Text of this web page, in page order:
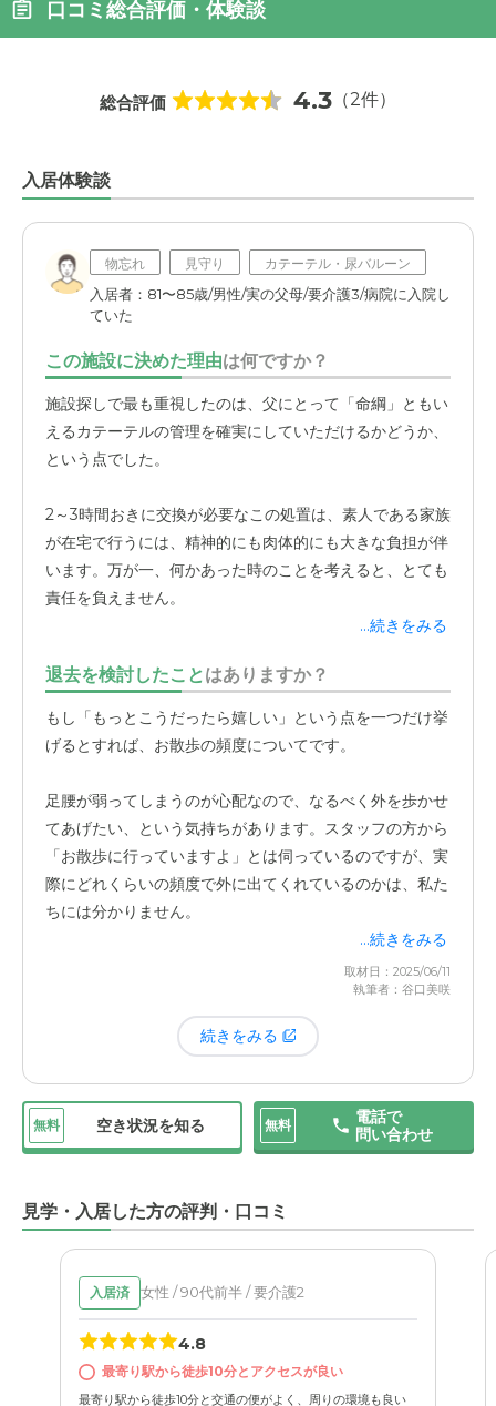
口コミ総合評価・体験談
総合評価 4.3 （2件）
入居体験談
物忘れ 見守り カテーテル・尿バルーン
入居者：81〜85歳/男性/実の父母/要介護3/病院に入院し
ていた
この施設に決めた理由は何ですか？
施設探しで最も重視したのは、父にとって「命綱」ともい
えるカテーテルの管理を確実にしていただけるかどうか、
という点でした。
2～3時間おきに交換が必要なこの処置は、素人である家族
が在宅で行うには、精神的にも肉体的にも大きな負担が伴
います。万が一、何かあった時のことを考えると、とても
責任を負えません。
24時間体制で看護スタッフの方が常駐し、適切に管理し
ていただけることを確認しました。
専門的な知識と技術を
持ったプロの方々に、父の生命に直結するケアを安心して
です。
自宅での介護では、この安心感は決して得られなかったと
思います。 家族が安心して眠れる夜があること、日中も仕
事や自分の生活に集中できること。
境で適切なケアを受けられているという信頼があってこそ
と、日々の様子が分からず不安になるのではないか、と思
っていました。しかし、こちらの施設では、そうした家族
の不安を解消してくれる、とても温かい配慮があります。
一番嬉しかったのは、毎月送られてくる領収書に添えられ
た「お手紙」です。そこには、その月に施設で行われたイ
ベントの様子や、父がどのように過ごしていたかが書かれ
楽しむ父の姿や、他の入居者さんと一緒に写る写真を見る
と、施設での暮らしぶりがありありと伝わってきて、本当
に安心します。
もちろん、体調に変化があったり、何か気になることがあ
ったりした際には、すぐに電話で連絡をいただけます。こ
の迅速で密なコミュニケーションがあるおかげで、私たち
は離れていても、常に父の状況を把握できていると感じら
...続きをみる
退去を検討したことはありますか？
もし「もっとこうだったら嬉しい」という点を一つだけ挙
げるとすれば、お散歩の頻度についてです。
足腰が弱ってしまうのが心配なので、なるべく外を歩かせ
てあげたい、という気持ちがあります。スタッフの方から
「お散歩に行っていますよ」とは伺っているのですが、実
際にどれくらいの頻度で外に出てくれているのかは、私た
ちには分かりません。
もちろん、スタッフの方々がお忙しい中で対応してくださ
っていることは重々承知しています。その上で、もし可能
なら、毎日30分でも外の空気を吸って歩く機会があれ
ば、父にとって良い刺激になるのではないかな、と感じて
...続きをみる
取材日：2025/06/11
執筆者：谷口美咲
続きをみる
無料 空き状況を知る 無料
電話で
問い合わせ
見学・入居した方の評判・口コミ
入居済 女性 / 90代前半 / 要介護2
4.8
最寄り駅から徒歩10分とアクセスが良い
最寄り駅から徒歩10分と交通の便がよく、周りの環境も良い